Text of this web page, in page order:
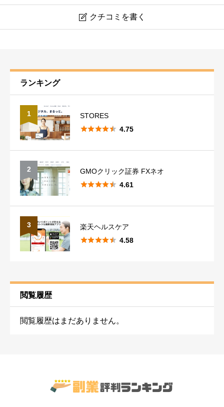
 クチコミを書く
稼ぎやすさ
星の数をお選びください
使いやすさ
安全性
星の数をお選びください 
星の数をお選びください 
ランキング
1
STORES
 4.75
2
GMOクリック証券 FXネオ
 4.61
3
楽天ヘルスケア
 4.58
閲覧履歴
閲覧履歴はまだありません。